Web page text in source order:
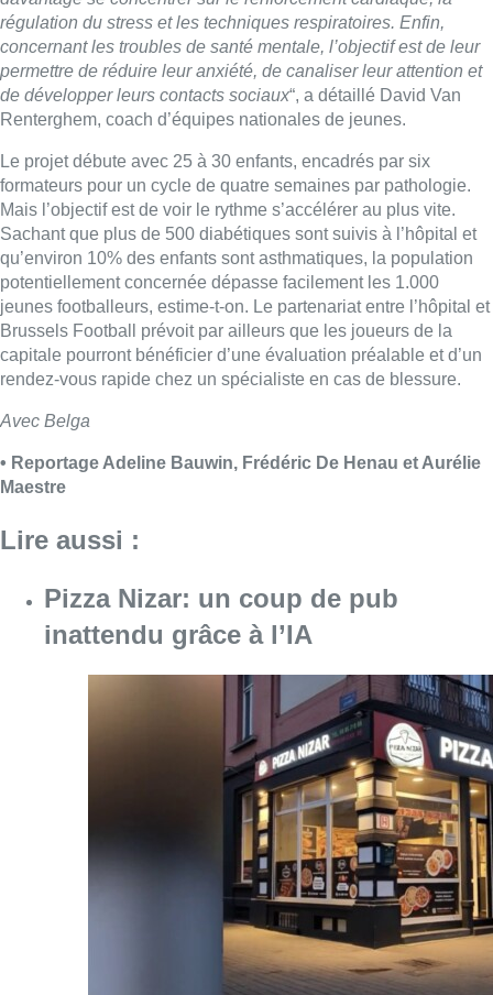
jeunes footballeurs, estime-t-on. Le partenariat entre l’hôpital et
Brussels Football prévoit par ailleurs que les joueurs de la
capitale pourront bénéficier d’une évaluation préalable et d’un
rendez-vous rapide chez un spécialiste en cas de blessure.
Avec Belga
• Reportage Adeline Bauwin, Frédéric De Henau et Aurélie
Maestre
Lire aussi :
Pizza Nizar: un coup de pub
inattendu grâce à l’IA
Consulter l'article "Pizza Nizar: un coup de
Foire du Midi: les visiteurs au
rendez-vous grâce à la météo